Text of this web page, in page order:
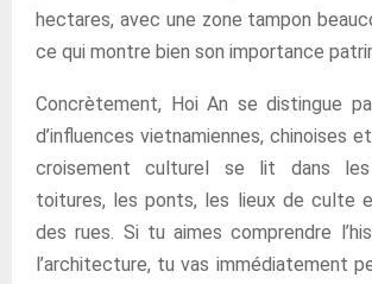
hectares, avec une zone tampon
ce qui montre bien son importance
Concrètement, Hoi An se distingue
d’influences vietnamiennes, chinoises
croisement culturel se lit dans
toitures, les ponts, les lieux de culte
des rues. Si tu aimes comprendre
l’architecture, tu vas immédiatement